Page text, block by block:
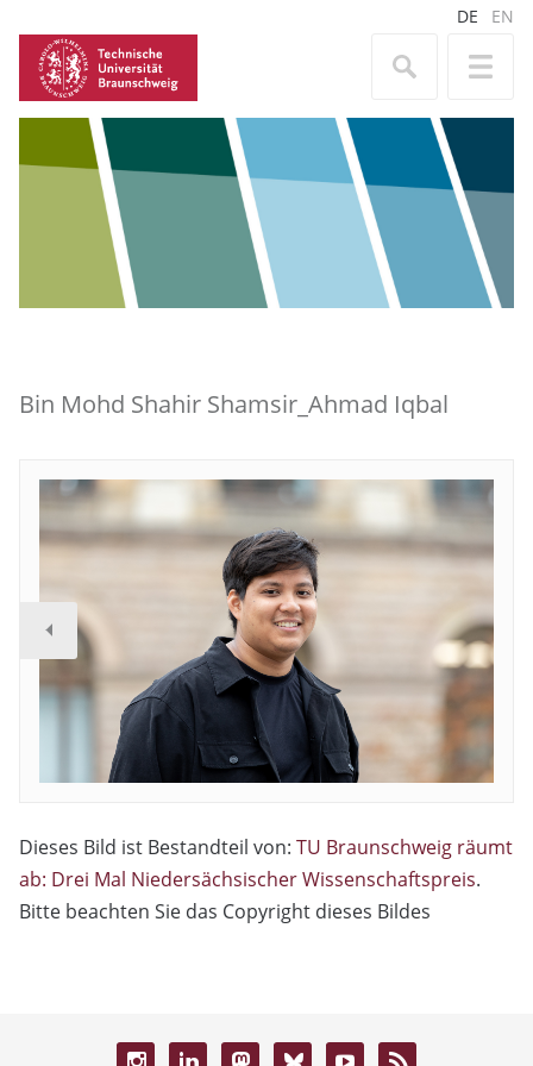
DE EN
Bin Mohd Shahir Shamsir_Ahmad Iqbal
Dieses Bild ist Bestandteil von: TU Braunschweig räumt
ab: Drei Mal Niedersächsischer Wissenschaftspreis.
Bitte beachten Sie das Copyright dieses Bildes